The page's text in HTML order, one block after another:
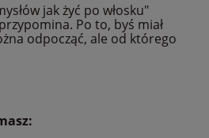
jak żyć po włosku"
Po to, byś miał
odpocząć, ale od którego